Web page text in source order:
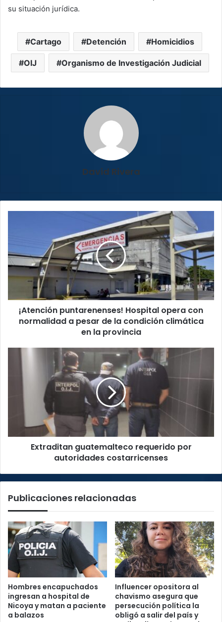
su situación jurídica.
Cartago Detención Homicidios
OIJ Organismo de Investigación Judicial
David Rivera
con
normalidad
a
de
condición
¡Atención puntarenenses! Hospital opera con
normalidad a pesar de la condición climática
en la provincia
costarricenses
Extraditan guatemalteco requerido por
autoridades costarricenses
Publicaciones relacionadas
Hombres encapuchados
ingresan a hospital de
Nicoya y matan a paciente
a balazos
Influencer opositora al
chavismo asegura que
persecución política la
obligó a salir del país y